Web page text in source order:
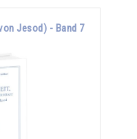
Jesod) - Band 7